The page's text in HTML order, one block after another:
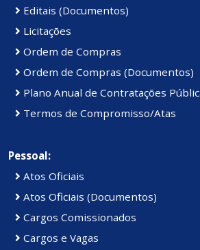
Editais (Documentos)
Licitações
Ordem de Compras
Ordem de Compras (Documentos)
Plano Anual de Contratações
Termos de Compromisso/Atas
Pessoal:
Atos Oficiais
Atos Oficiais (Documentos)
Cargos Comissionados
Cargos e Vagas